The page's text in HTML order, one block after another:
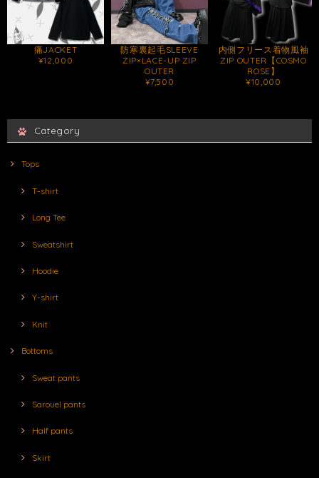
痛JACKET
¥12,000
防寒裏起毛SLEEVE
ZIP×LACE-UP ZIP
OUTER
¥7,500
内側フリース着物風袖
ZIP OUTER【COSMO
ROSE】
¥10,000
Category
Tops
T-shirt
Long Tee
Sweatshirt
Hoodie
Y-shirt
Knit
Bottoms
Sweat pants
Sarouel pants
Half pants
Skirt